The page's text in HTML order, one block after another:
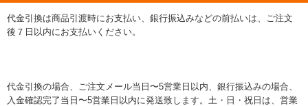
代金引換は商品引渡時にお支払い、銀行振込みなどの前払いは、ご注文
後７日以内にお支払いください。
代金引換の場合、ご注文メール当日〜5営業日以内、銀行振込みの場合、
入金確認完了当日〜5営業日以内に発送致します。土・日・祝日は、営業